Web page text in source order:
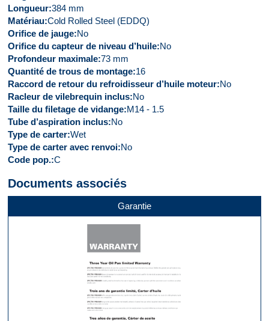
Longueur 384 mm
Matériau Cold Rolled Steel (EDDQ)
Orifice de jauge No
Orifice du capteur de niveau d’huile No
Profondeur maximale 73 mm
Quantité de trous de montage 16
Raccord de retour du refroidisseur d’huile moteur No
Racleur de vilebrequin inclus No
Taille du filetage de vidange M14 - 1.5
Tube d’aspiration inclus No
Type de carter Wet
Type de carter avec renvoi No
Code pop. C
Documents associés
Garantie